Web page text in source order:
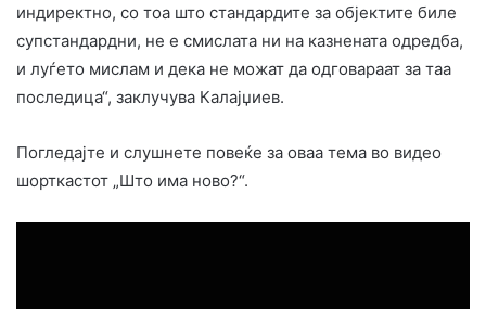
индиректно, со тоа што стандардите за објектите биле
супстандардни, не е смислата ни на казнената одредба,
и луѓето мислам и дека не можат да одговараат за таа
последица“, заклучува Калајџиев.
Погледајте и слушнете повеќе за оваа тема во видео
шорткастот „Што има ново?“.